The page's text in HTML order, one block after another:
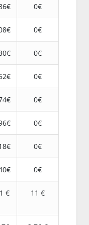
0€
0€
0€
0€
0€
0€
0€
0€
€ 11 €